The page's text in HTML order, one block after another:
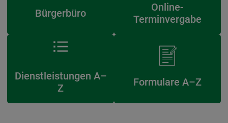
Bürgerbüro
Online-
Terminvergabe
Dienstleistungen A–
Z
Formulare A–Z